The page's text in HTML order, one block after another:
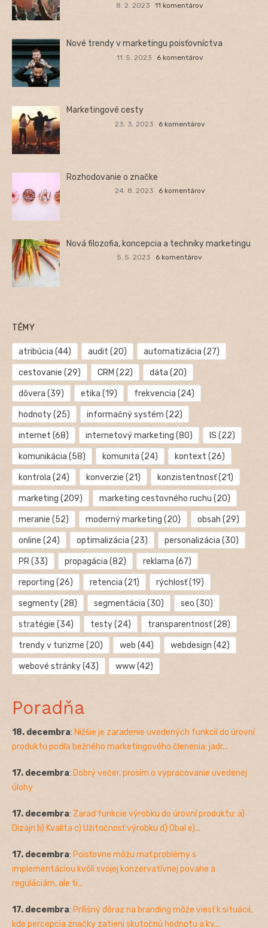
8. 2. 2023 11 komentárov
Nové trendy v marketingu poisťovníctva
11. 5. 2023 6 komentárov
Marketingové cesty
23. 3. 2023 6 komentárov
Rozhodovanie o značke
24. 8. 2023 6 komentárov
Nová filozofia, koncepcia a techniky marketingu
5. 5. 2023 6 komentárov
TÉMY
atribúcia (44) audit (20) automatizácia (27)
cestovanie (29) CRM (22) dáta (20)
dôvera (39) etika (19) frekvencia (24)
hodnoty(25) informačný systém (22)
internet (68) internetový marketing (80) IS (22)
komunikácia (58) komunita (24) kontext (26)
kontrola (24) konverzie (21) konzistentnosť(21)
marketing (209) marketing cestovného ruchu (20)
meranie (52) moderný marketing (20) obsah (29)
online (24) optimalizácia (23) personalizácia (30)
PR(33) propagácia (82) reklama (67)
reporting (26) retencia (21) rýchlosť(19)
segmenty(28) segmentácia (30) seo (30)
stratégie (34) testy(24) transparentnosť(28)
trendy v turizme (20) web (44) webdesign (42)
webové stránky(43) www(42)
Poradňa
18. decembra: Nižšie je zaradenie uvedených funkcií do úrovní
produktu podľa bežného marketingového členenia: jadr...
17. decembra: Dobrý večer, prosím o vypracovanie uvedenej
úlohy
17. decembra: Zaraď funkcie výrobku do úrovní produktu: a)
Dizajn b) Kvalita c) Užitočnosť výrobku d) Obal e)...
17. decembra: Poisťovne môžu mať problémy s
implementáciou kvôli svojej konzervatívnej povahe a
reguláciám, ale ti...
17. decembra: Prílišný dôraz na branding môže viesť k situácii,
kde percepcia značky zatieni skutočnú hodnotu a kv...